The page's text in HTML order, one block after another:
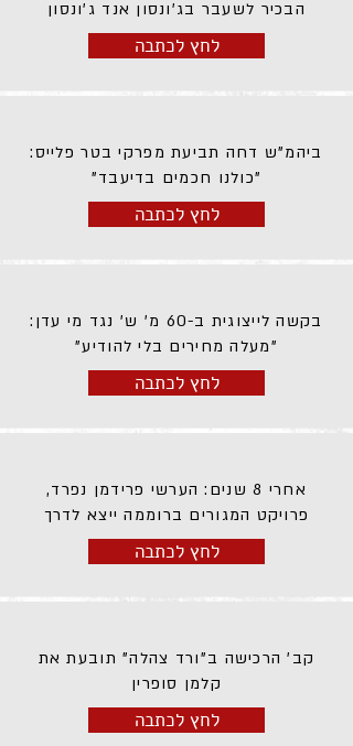
הבכיר לשעבר בג'ונסון אנד ג'ונסון
לחץ לכתבה
ביהמ"ש דחה תביעת מפרקי בטר פלייס:
"כולנו חכמים בדיעבד"
לחץ לכתבה
בקשה לייצוגית ב-60 מ' ש' נגד מי עדן:
"מעלה מחירים בלי להודיע"
לחץ לכתבה
אחרי 8 שנים: הערשי פרידמן נפרד,
פרויקט המגורים ברוממה ייצא לדרך
לחץ לכתבה
קב' הרכישה ב"ורד צהלה" תובעת את
קלמן סופרין
לחץ לכתבה